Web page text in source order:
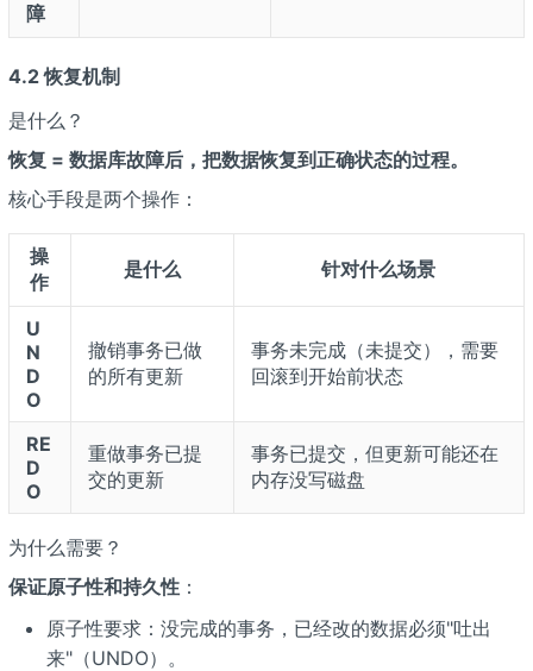
障
4.2 恢复机制
是什么？
恢复 = 数据库故障后，把数据恢复到正确状态的过程。
核心手段是两个操作：
操
作
是什么 针对什么场景
U
N
D
O
撤销事务已做
的所有更新
事务未完成（未提交），需要
回滚到开始前状态
RE
D
O
重做事务已提
交的更新
事务已提交，但更新可能还在
内存没写磁盘
为什么需要？
保证原子性和持久性：
原子性要求：没完成的事务，已经改的数据必须"吐出
来"（UNDO）。